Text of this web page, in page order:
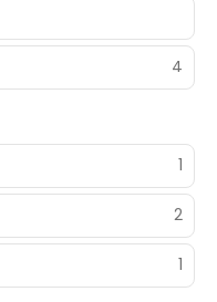
4
1
2
1